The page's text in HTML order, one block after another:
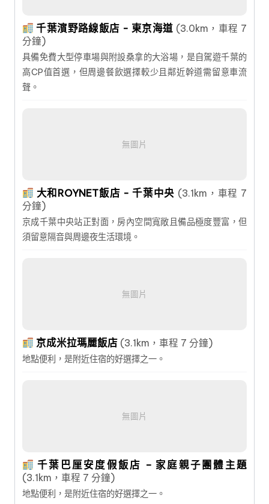
千葉濱野路線飯店 - 東京海道 (3.0km，車程 7
分鐘)
具備免費大型停車場與附設桑拿的大浴場，是自駕遊千葉的
高CP值首選，但周邊餐飲選擇較少且鄰近幹道需留意車流
聲。
無圖片
大和ROYNET飯店 - 千葉中央 (3.1km，車程 7
分鐘)
京成千葉中央站正對面，房內空間寬敞且備品極度豐富，但
須留意隔音與周邊夜生活環境。
無圖片
京成米拉瑪麗飯店 (3.1km，車程 7 分鐘)
地點便利，是附近住宿的好選擇之一。
無圖片
千葉巴厘安度假飯店 – 家庭親子團體主題
(3.1km，車程 7 分鐘)
地點便利，是附近住宿的好選擇之一。